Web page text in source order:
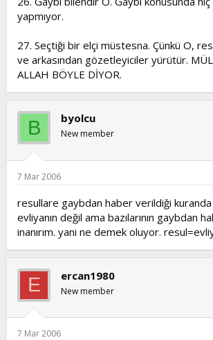
yapmıyor.
27. Seçtiği bir elçi müstesna. Çünkü O,
ve arkasından gözetleyiciler yürütür.
ALLAH BÖYLE DİYOR.
B byolcu
New member
7 Mar 2006
resullare gaybdan haber verildiği kuranda
evliyanın değil ama bazılarının gaybdan
inanırım. yani ne demek oluyor.
E ercan1980
New member
7 Mar 2006